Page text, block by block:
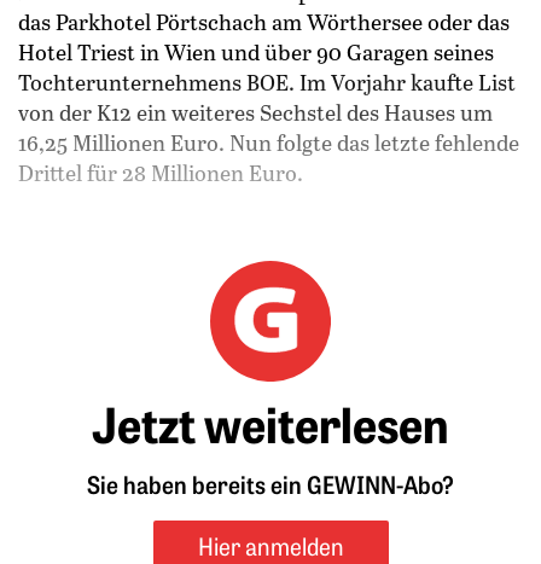
das Parkhotel Pörtschach am Wörthersee oder das
Hotel Triest in Wien und über 90 Garagen seines
Tochterunternehmens BOE. Im Vorjahr kaufte List
von der K12 ein weiteres Sechstel des Hauses um
16,25 Millionen Euro. Nun folgte das letzte fehlende
Drittel für 28 Millionen Euro.
Jetzt weiterlesen
Sie haben bereits ein GEWINN-Abo?
Hier anmelden